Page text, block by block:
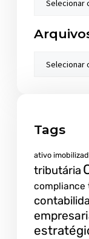
Tags
ativo
tributária
compliance